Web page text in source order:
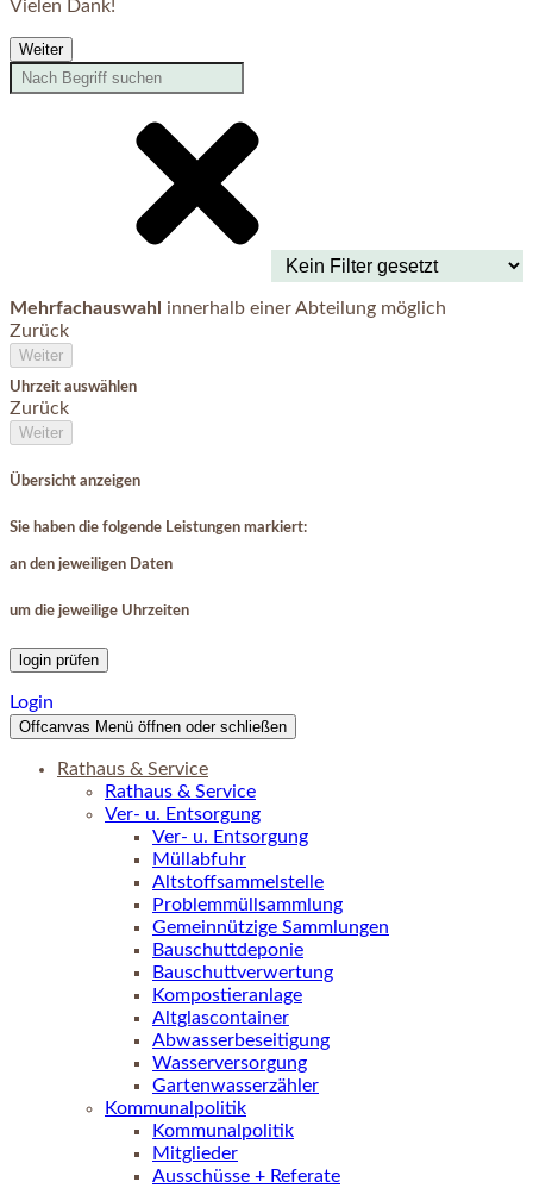
Vielen Dank!
Weiter
Mehrfachauswahl innerhalb einer Abteilung möglich
Zurück
Weiter
Uhrzeit auswählen
Zurück
Weiter
Übersicht anzeigen
Sie haben die folgende Leistungen markiert:
an den jeweiligen Daten
um die jeweilige Uhrzeiten
login prüfen
Login
Offcanvas Menü öffnen oder schließen
Rathaus & Service
Rathaus & Service
Ver- u. Entsorgung
Ver- u. Entsorgung
Müllabfuhr
Altstoffsammelstelle
Problemmüllsammlung
Gemeinnützige Sammlungen
Bauschuttdeponie
Bauschuttverwertung
Kompostieranlage
Altglascontainer
Abwasserbeseitigung
Wasserversorgung
Gartenwasserzähler
Kommunalpolitik
Kommunalpolitik
Mitglieder
Ausschüsse + Referate